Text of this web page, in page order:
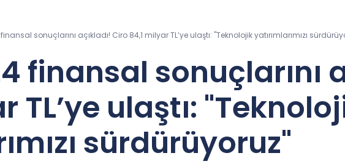
sonuçlarını açıkladı! Ciro 84,1 milyar TL’ye ulaştı: "Teknolojik yatırımlarımızı
finansal sonuçlarını
TL’ye ulaştı:
sürdürüyoruz"